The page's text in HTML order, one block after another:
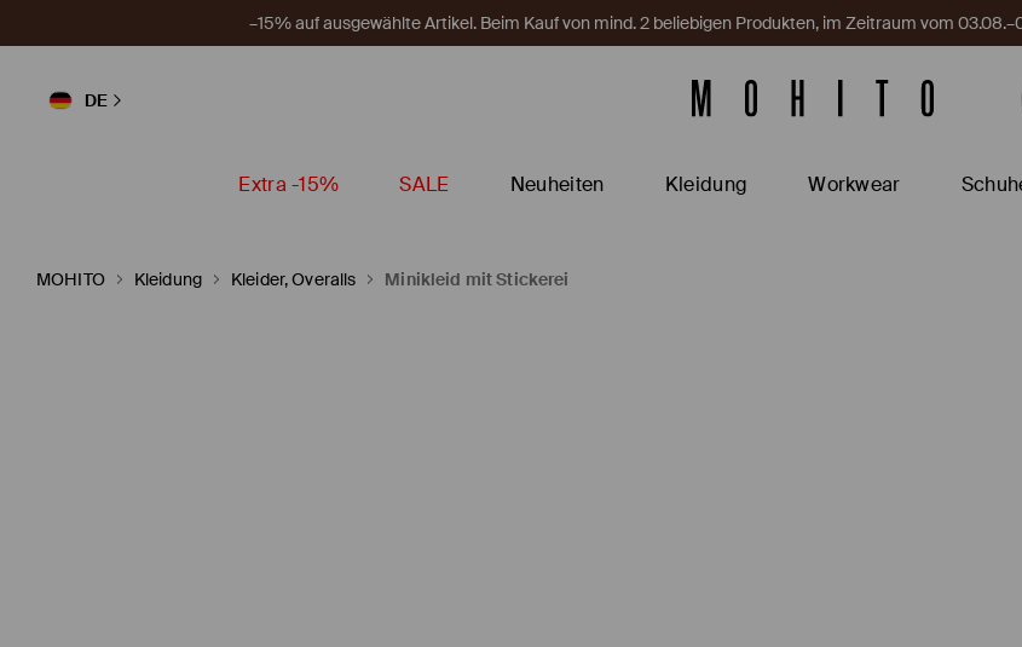
–15% auf ausgewählte Artikel. Beim Kauf von mind. 2 beliebigen Produkten, im Zeitraum vom
DE
Extra -15% SALE Neuheiten Kleidung Workwear
MOHITO Kleidung Kleider, Overalls Minikleid mit Stickerei